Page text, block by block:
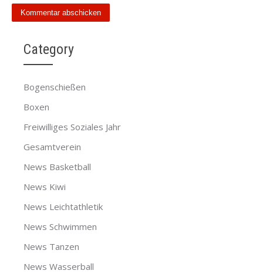
Category
Bogenschießen
Boxen
Freiwilliges Soziales Jahr
Gesamtverein
News Basketball
News Kiwi
News Leichtathletik
News Schwimmen
News Tanzen
News Wasserball